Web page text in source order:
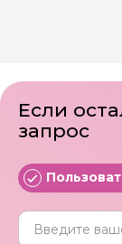
Если
запрос